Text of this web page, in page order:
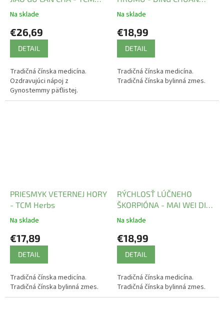
Herbs
Na sklade
€26,69
DETAIL
Tradičná čínska medicína.
Ozdravujúci nápoj z
Gynostemmy päťlistej.
WAN - TCM Herbs
Na sklade
€18,99
DETAIL
Tradičná čínska medicína.
Tradičná čínska bylinná zmes.
PRIESMYK VETERNEJ HORY
- TCM Herbs
Na sklade
€17,89
DETAIL
Tradičná čínska medicína.
Tradičná čínska bylinná zmes.
RÝCHLOSŤ LÚČNEHO
ŠKORPIÓNA - MAI WEI DI
HUANG WAN - TCM Herbs
Na sklade
€18,99
DETAIL
Tradičná čínska medicína.
Tradičná čínska bylinná zmes.